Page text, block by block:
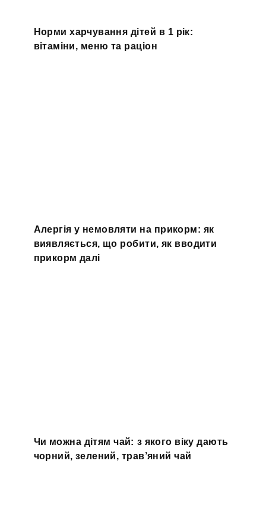
Норми харчування дітей в 1 рік:
вітаміни, меню та раціон
Алергія у немовляти на прикорм: як
виявляється, що робити, як вводити
прикорм далі
Чи можна дітям чай: з якого віку дають
чорний, зелений, трав’яний чай